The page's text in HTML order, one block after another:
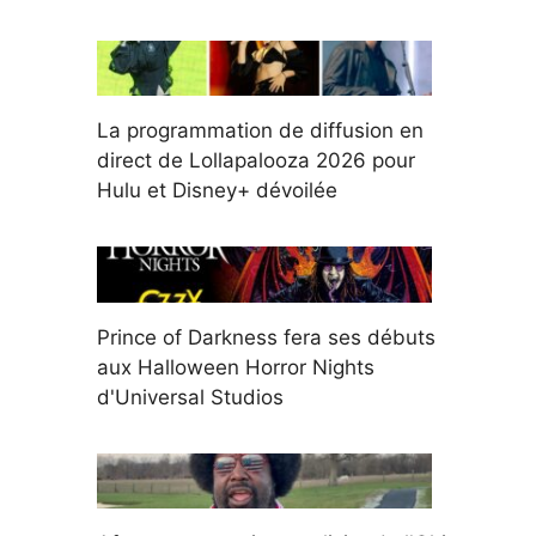
La programmation de diffusion en
direct de Lollapalooza 2026 pour
Hulu et Disney+ dévoilée
Prince of Darkness fera ses débuts
aux Halloween Horror Nights
d'Universal Studios